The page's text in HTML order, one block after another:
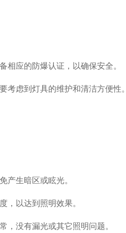
应的防爆认证，以确保安全。
虑到灯具的维护和清洁方便性。
生暗区或眩光。
以达到照明效果。
没有漏光或其它照明问题。